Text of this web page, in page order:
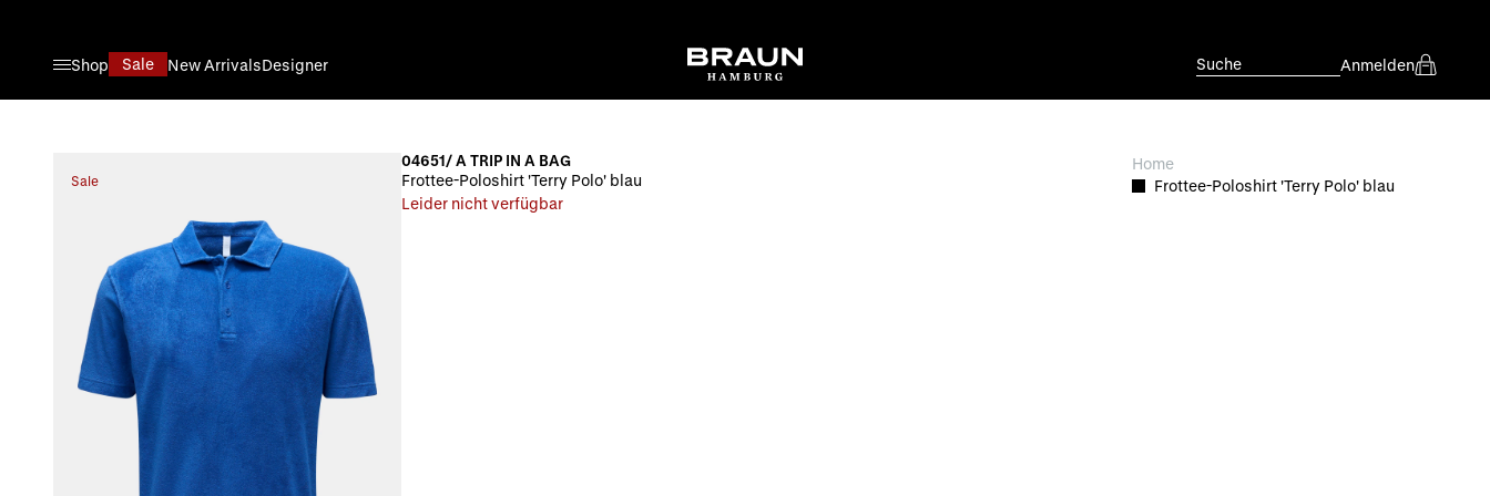
Shop
Sale New ArrivalsDesigner Suche Anmelden
Sale
04651/ A TRIP IN A BAG
Frottee-Poloshirt 'Terry Polo' blau
Leider nicht verfügbar
Home
Frottee-Poloshirt 'Terry Polo' blau